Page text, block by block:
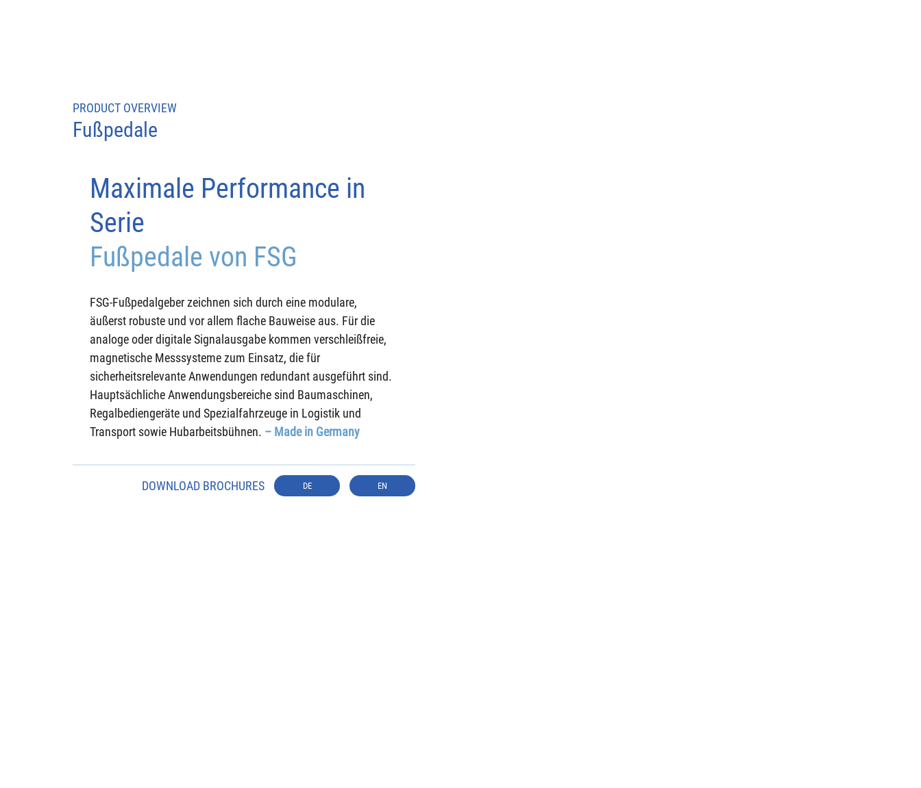
PRODUCT OVERVIEW
Fußpedale
Maximale Performance in
Serie
Fußpedale von FSG
FSG-Fußpedalgeber zeichnen sich durch eine modulare,
äußerst robuste und vor allem flache Bauweise aus. Für die
analoge oder digitale Signalausgabe kommen verschleißfreie,
magnetische Messsysteme zum Einsatz, die für
sicherheitsrelevante Anwendungen redundant ausgeführt sind.
Hauptsächliche Anwendungsbereiche sind Baumaschinen,
Regalbediengeräte und Spezialfahrzeuge in Logistik und
Transport sowie Hubarbeitsbühnen. – Made in Germany
DOWNLOAD BROCHURES DE EN